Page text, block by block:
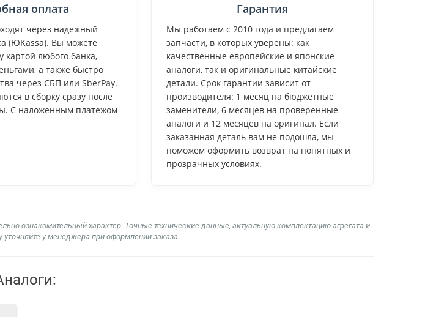
оплата
через надежный
(ЮKassa). Вы можете
картой любого банка,
а также быстро
через СБП или SberPay.
в сборку сразу после
С наложенным платежом
Гарантия
Мы работаем с 2010 года и предлагаем
запчасти, в которых уверены: как
качественные европейские и японские
аналоги, так и оригинальные китайские
детали. Срок гарантии зависит от
производителя: 1 месяц на бюджетные
заменители, 6 месяцев на проверенные
аналоги и 12 месяцев на оригинал. Если
заказанная деталь вам не подошла, мы
поможем оформить возврат на понятных и
прозрачных условиях.
ознакомительный характер. Точные технические данные, актуальную комплектацию агрегата и
у менеджера при оформлении заказа.